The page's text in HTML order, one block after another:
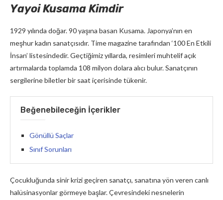
Yayoi Kusama Kimdir
1929 yılında doğar. 90 yaşına basan Kusama. Japonya’nın en
meşhur kadın sanatçısıdır. Time magazine tarafından ‘100 En Etkili
İnsan’ listesindedir. Geçtiğimiz yıllarda, resimleri muhtelif açık
artırmalarda toplamda 108 milyon dolara alıcı bulur. Sanatçının
sergilerine biletler bir saat içerisinde tükenir.
Beğenebileceğin İçerikler
Gönüllü Saçlar
Sınıf Sorunları
Çocukluğunda sinir krizi geçiren sanatçı, sanatına yön veren canlı
halüsinasyonlar görmeye başlar. Çevresindeki nesnelerin